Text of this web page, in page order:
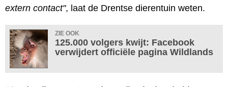
extern contact", laat de Drentse dierentuin weten.
ZIE OOK
125.000 volgers kwijt: Facebook
verwijdert officiële pagina Wildlands